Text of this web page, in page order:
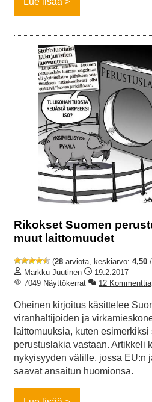
Rikokset Suomen
muut laittomuudet
(28 arviota, keskiarvo: 4,50
Markku Juutinen
19.2.2017
7049 Näyttökerrat
12 Kommenttia
Oheinen kirjoitus käsittelee
viranhaltijoiden ja
laittomuuksia, kuten
perustuslakia vastaan. Artikkeli
nykyisyyden välille, jossa EU:n
saavat ansaitun huomionsa.